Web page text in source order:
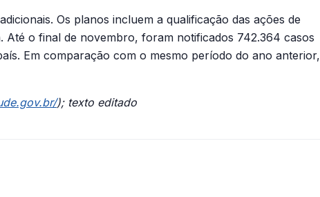
Os planos incluem a qualificação das ações de
Até o final de novembro, foram notificados 742.364 casos
Em comparação com o mesmo período do ano anterior,
); texto editado